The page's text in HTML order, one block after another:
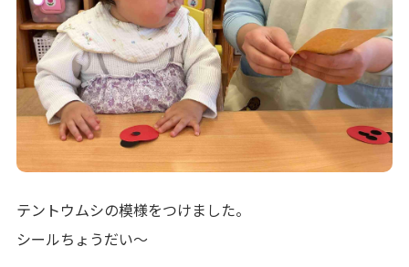
テントウムシの模様をつけました。
シールちょうだい〜